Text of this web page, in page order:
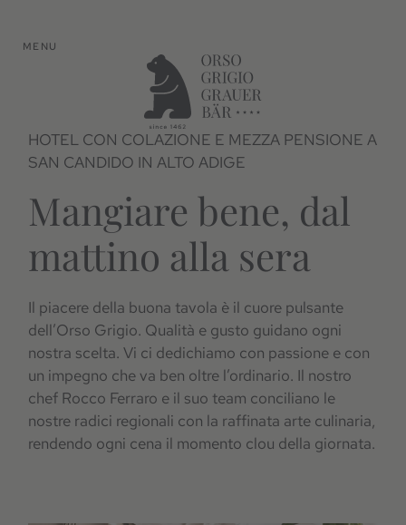
MENU
HOTEL CON COLAZIONE E MEZZA PENSIONE A
SAN CANDIDO IN ALTO ADIGE
Mangiare bene, dal
mattino alla sera
Il piacere della buona tavola è il cuore pulsante
dell’Orso Grigio. Qualità e gusto guidano ogni
nostra scelta. Vi ci dedichiamo con passione e con
un impegno che va ben oltre l’ordinario. Il nostro
chef Rocco Ferraro e il suo team conciliano le
nostre radici regionali con la raffinata arte culinaria,
rendendo ogni cena il momento clou della giornata.